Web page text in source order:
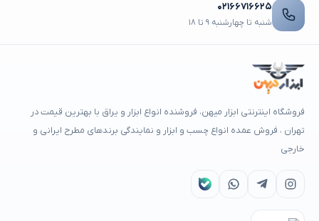
۰۲۱۶۶۷۱۶۶۲۵
شنبه تا چهارشنبه ۹ تا ۱۸
فروشگاه اینترنتی ابزار میهن، فروشنده انواع ابزار و یراق با بهترین قیمت در
تهران ، فروش عمده انواع چسب و ابزار و نمایندگی برندهای مطرح ایرانی و
خارجی